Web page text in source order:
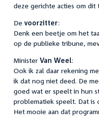
deze gerichte acties om dit
De voorzitter:
Denk een beetje om het
op de publieke tribune,
Minister Van Weel:
Ook ik zal daar rekening
ik dat nog niet deed. De
goed wat er speelt in hun
problematiek speelt. Dat is
Het mooie aan dat